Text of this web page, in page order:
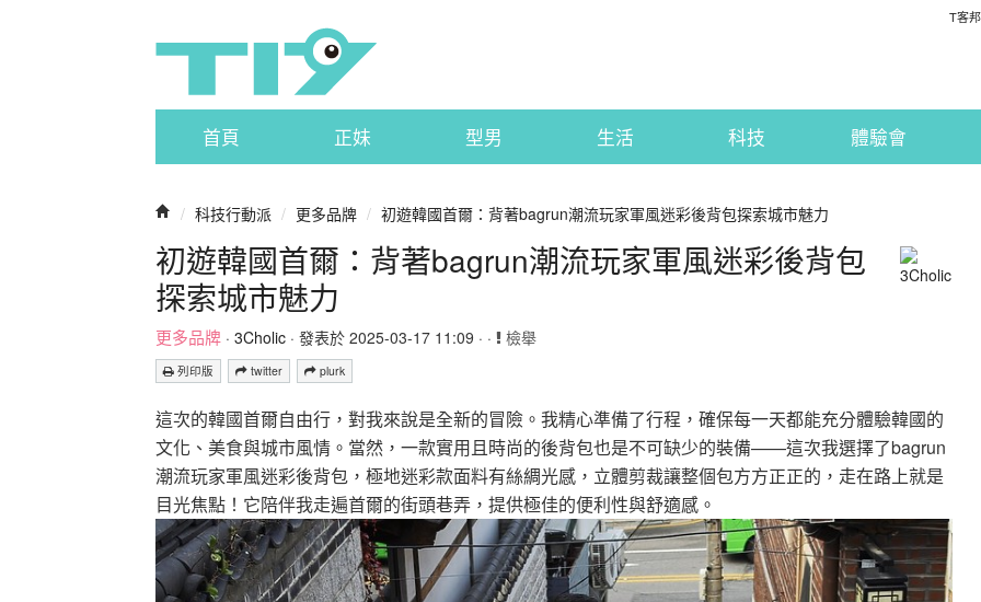
T客邦
首頁 正妹 型男 生活 科技 體驗會
/ 科技行動派 / 更多品牌 / 初遊韓國首爾：背著bagrun潮流玩家軍風迷彩後背包探索城市魅力
初遊韓國首爾：背著bagrun潮流玩家軍風迷彩後背包
探索城市魅力
更多品牌 · 3Cholic · 發表於 2025-03-17 11:09 · · 檢舉
列印版 twitter plurk
這次的韓國首爾自由行，對我來說是全新的冒險。我精心準備了行程，確保每一天都能充分體驗韓國的
文化、美食與城市風情。當然，一款實用且時尚的後背包也是不可缺少的裝備——這次我選擇了bagrun
潮流玩家軍風迷彩後背包，極地迷彩款面料有絲綢光感，立體剪裁讓整個包方方正正的，走在路上就是
目光焦點！它陪伴我走遍首爾的街頭巷弄，提供極佳的便利性與舒適感。